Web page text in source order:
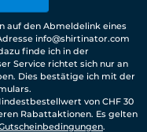
auf den Abmeldelink eines
info@shirtinator.com
finde ich in der
Service richtet sich nur an
Dies bestätige ich mit der
von CHF 30
Rabattaktionen. Es gelten
.